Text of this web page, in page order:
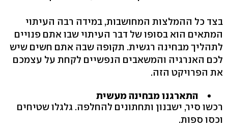
בצד כל ההמלצות המחושבות, במידה רבה העיתוי
המתאים הוא בסופו של דבר העיתוי שבו אתם פנויים
לתהליך מבחינה רגשית. תקופה שבה אתם חשים שיש
לכם האנרגיה והמשאבים הנפשיים לקחת על עצמכם
את הפרויקט הזה.
התארגנו מבחינה מעשית
רכשו סיר, ישבנון ותחתונים להחלפה. גלגלו שטיחים
וכסו ספות.